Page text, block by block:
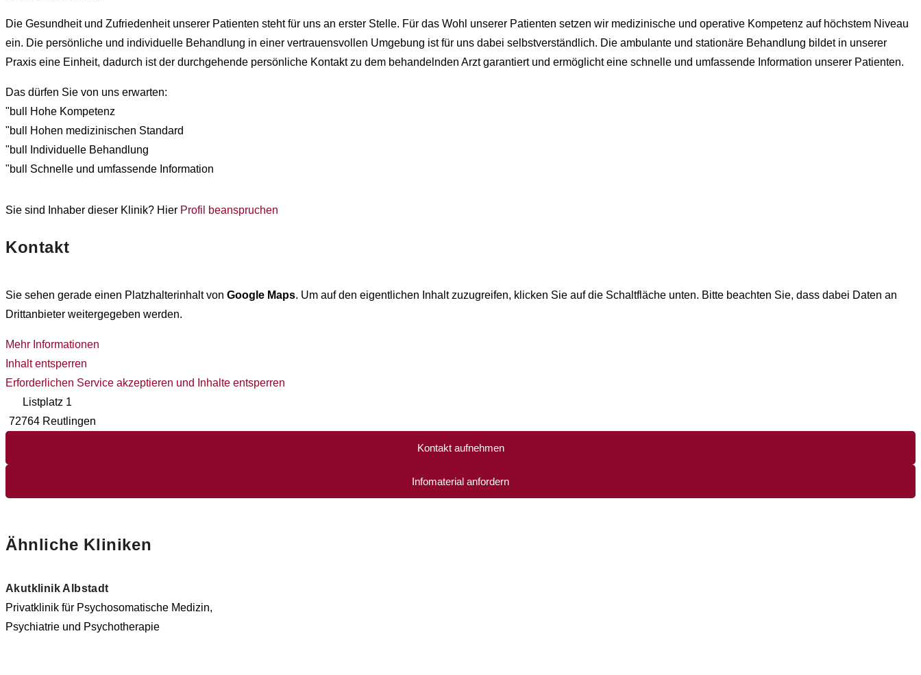
Die Gesundheit und Zufriedenheit unserer Patienten steht für uns an erster Stelle. Für das Wohl unserer Patienten setzen wir medizinische und operative Kompetenz auf höchstem Niveau
ein. Die persönliche und individuelle Behandlung in einer vertrauensvollen Umgebung ist für uns dabei selbstverständlich. Die ambulante und stationäre Behandlung bildet in unserer
Praxis eine Einheit, dadurch ist der durchgehende persönliche Kontakt zu dem behandelnden Arzt garantiert und ermöglicht eine schnelle und umfassende Information unserer Patienten.
Das dürfen Sie von uns erwarten:
"bull Hohe Kompetenz
"bull Hohen medizinischen Standard
"bull Individuelle Behandlung
"bull Schnelle und umfassende Information
Sie sind Inhaber dieser Klinik? Hier Profil beanspruchen
Kontakt
Sie sehen gerade einen Platzhalterinhalt von Google Maps. Um auf den eigentlichen Inhalt zuzugreifen, klicken Sie auf die Schaltfläche unten. Bitte beachten Sie, dass dabei Daten an
Drittanbieter weitergegeben werden.
Mehr Informationen
Inhalt entsperren
Erforderlichen Service akzeptieren und Inhalte entsperren
Listplatz 1
72764 Reutlingen
Kontakt aufnehmen
Infomaterial anfordern
Ähnliche Kliniken
Akutklinik Albstadt
Privatklinik für Psychosomatische Medizin,
Psychiatrie und Psychotherapie